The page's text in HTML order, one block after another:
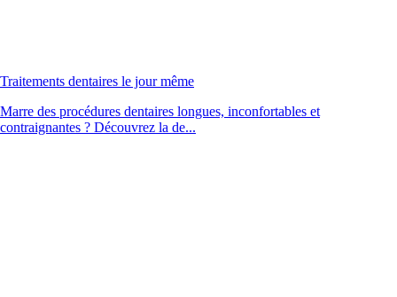
Traitements dentaires le jour même
Marre des procédures dentaires longues, inconfortables et
contraignantes ? Découvrez la de...